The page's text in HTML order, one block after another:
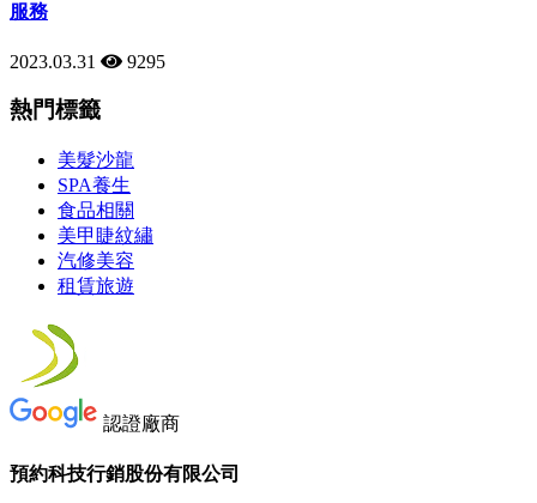
服務
2023.03.31 9295
熱門標籤
美髮沙龍
SPA養生
食品相關
美甲睫紋繡
汽修美容
租賃旅遊
認證廠商
預約科技行銷股份有限公司